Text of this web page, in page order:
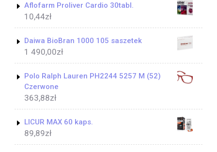
Aflofarm Proliver Cardio 30tabl.
10,44zł
Daiwa BioBran 1000 105 saszetek
1 490,00zł
Polo Ralph Lauren PH2244 5257 M (52)
Czerwone
363,88zł
LICUR MAX 60 kaps.
89,89zł